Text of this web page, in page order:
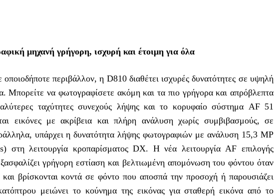
μηχανή γρήγορη, ισχυρή και έτοιμη για όλα
περιβάλλον, η D810 διαθέτει ισχυρές δυνατότητες σε υψηλή
Μπορείτε να φωτογραφίσετε ακόμη και τα πιο γρήγορα και απρόβλεπτα
ταχύτητες συνεχούς λήψης και το κορυφαίο σύστημα AF 51
εικόνες με ακρίβεια και πλήρη ανάλυση χωρίς συμβιβασμούς, σε
υπάρχει η δυνατότητα λήψης φωτογραφιών με ανάλυση 15,3 MP
στη λειτουργία κροπαρίσματος DX. Η νέα λειτουργία AF επιλογής
γρήγορη εστίαση και βελτιωμένη απομόνωση του φόντου όταν
βρίσκονται κοντά σε φόντο που αποσπά την προσοχή ή παρουσιάζει
μειώνει το κούνημα της εικόνας για σταθερή εικόνα από το